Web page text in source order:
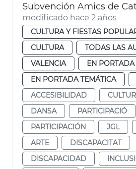
modificado hace 2 años
CULTURA Y FIESTAS
CULTURA
TODAS LAS
VALENCIA
EN PORTADA
EN PORTADA TEMÁTICA
ACCESIBILIDAD
DANSA
PARTICIPACIÓ
PARTICIPACIÓN
JGL
ARTE
DISCAPACITAT
DISCAPACIDAD